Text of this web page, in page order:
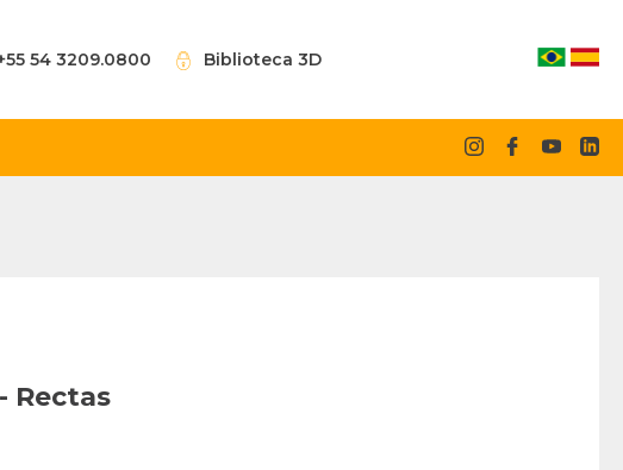
54 3209.0800 Biblioteca 3D
Rectas